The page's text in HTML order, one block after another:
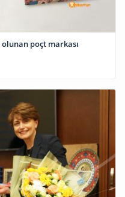
poçt markası